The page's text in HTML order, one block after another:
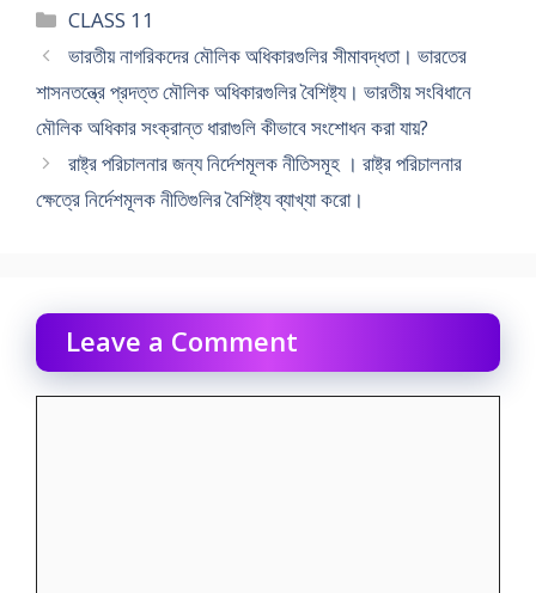
Categories
CLASS 11
ভারতীয় নাগরিকদের মৌলিক অধিকারগুলির সীমাবদ্ধতা। ভারতের
শাসনতন্ত্রে প্রদত্ত মৌলিক অধিকারগুলির বৈশিষ্ট্য। ভারতীয় সংবিধানে
মৌলিক অধিকার সংক্রান্ত ধারাগুলি কীভাবে সংশােধন করা যায়?
রাষ্ট্র পরিচালনার জন্য নির্দেশমূলক নীতিসমূহ । রাষ্ট্র পরিচালনার
ক্ষেত্রে নির্দেশমূলক নীতিগুলির বৈশিষ্ট্য ব্যাখ্যা করাে।
Leave a Comment